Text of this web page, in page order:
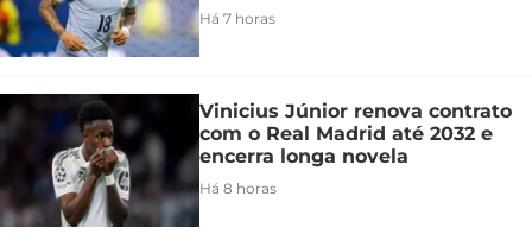
Há 7 horas
Vinicius Júnior renova contrato
com o Real Madrid até 2032 e
encerra longa novela
Há 8 horas